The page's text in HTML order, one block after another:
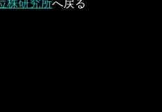
株研究所へ戻る